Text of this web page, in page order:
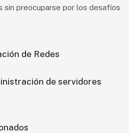
sin preocuparse por los desafíos
de Redes
de servidores